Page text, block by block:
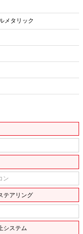
メタリック
ン
テアリング
システム